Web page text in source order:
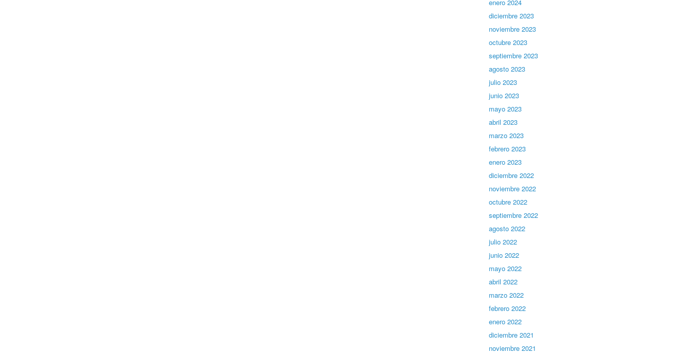
enero 2024
diciembre 2023
noviembre 2023
octubre 2023
septiembre 2023
agosto 2023
julio 2023
junio 2023
mayo 2023
abril 2023
marzo 2023
febrero 2023
enero 2023
diciembre 2022
noviembre 2022
octubre 2022
septiembre 2022
agosto 2022
julio 2022
junio 2022
mayo 2022
abril 2022
marzo 2022
febrero 2022
enero 2022
diciembre 2021
noviembre 2021